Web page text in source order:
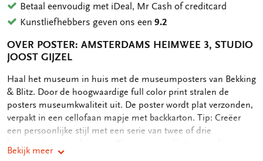
Betaal eenvoudig met iDeal, Mr Cash of creditcard
Kunstliefhebbers geven ons een9.2
OVER POSTER: AMSTERDAMS HEIMWEE 3, STUDIO
JOOST GIJZEL
OMSCHRIJVING
Haal het museum in huis met de museumposters van Bekking
& Blitz. Door de hoogwaardige full color print stralen de
posters museumkwaliteit uit. De poster wordt plat verzonden,
verpakt in een cellofaan mapje met backkarton. Tip: Creëer
een persoonlijke stijl met een serie van twee of drie
posters, neem dan lijsten in dezelfde kleur om eenheid te
Bekijk meer